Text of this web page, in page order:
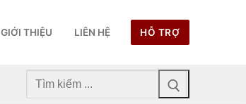
GIỚI THIỆU LIÊN HỆ HỖ TRỢ
Tìm